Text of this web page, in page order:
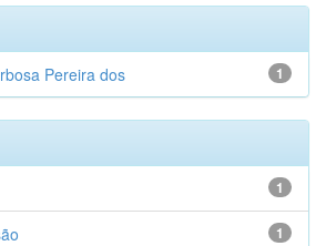
1
Pereira dos
1
1